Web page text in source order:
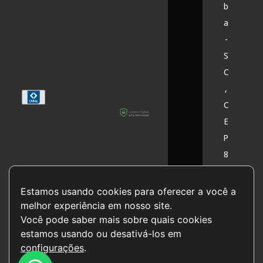
b
a
-
S
C
,
C
E
P
8
6
Estamos usando cookies para oferecer a você a
melhor experiência em nosso site.
Você pode saber mais sobre quais cookies
estamos usando ou desativá-los em
configurações.